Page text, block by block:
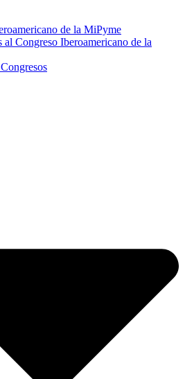
de la MiPyme
al Congreso Iberoamericano de la